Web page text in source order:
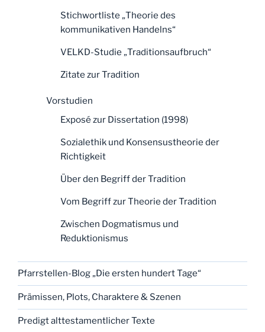
Stichwortliste „Theorie des
kommunikativen Handelns“
VELKD-Studie „Traditionsaufbruch“
Zitate zur Tradition
Vorstudien
Exposé zur Dissertation (1998)
Sozialethik und Konsensustheorie der
Richtigkeit
Über den Begriff der Tradition
Vom Begriff zur Theorie der Tradition
Zwischen Dogmatismus und
Reduktionismus
Pfarrstellen-Blog „Die ersten hundert Tage“
Prämissen, Plots, Charaktere & Szenen
Predigt alttestamentlicher Texte